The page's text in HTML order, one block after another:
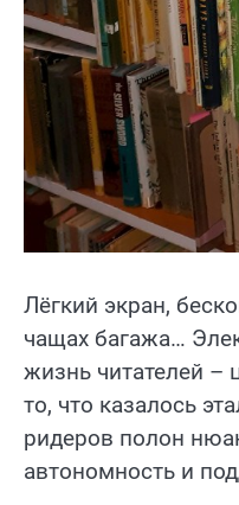
Лёгкий экран,
чащах багажа…
жизнь читателей –
то, что казалось
ридеров полон
автономность и